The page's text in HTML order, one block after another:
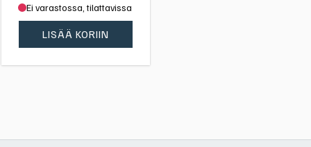
Ei varastossa, tilattavissa
LISÄÄ KORIIN